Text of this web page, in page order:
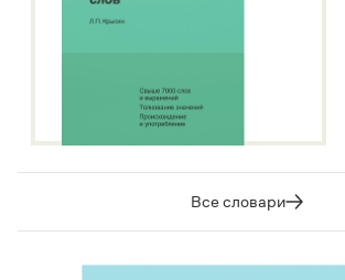
Все словари